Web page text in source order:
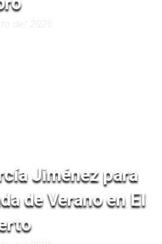
Jiménez para
de Verano en El